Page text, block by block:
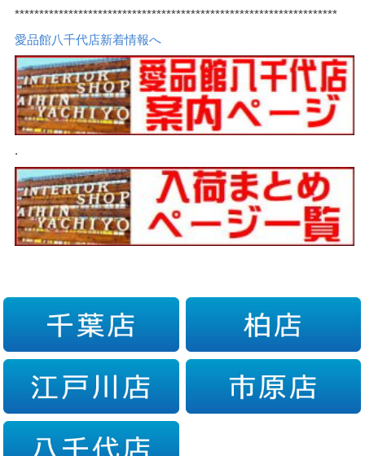
******************************************************************
愛品館八千代店新着情報へ
.